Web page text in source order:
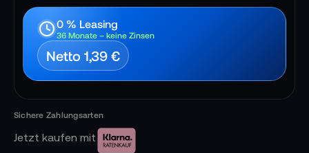
0 % Leasing
36 Monate – keine Zinsen
Netto 1,39 €
Jetzt kaufen mit